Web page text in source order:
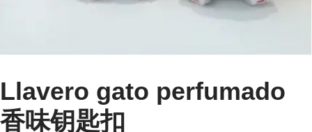
Llavero gato perfumado
香味钥匙扣